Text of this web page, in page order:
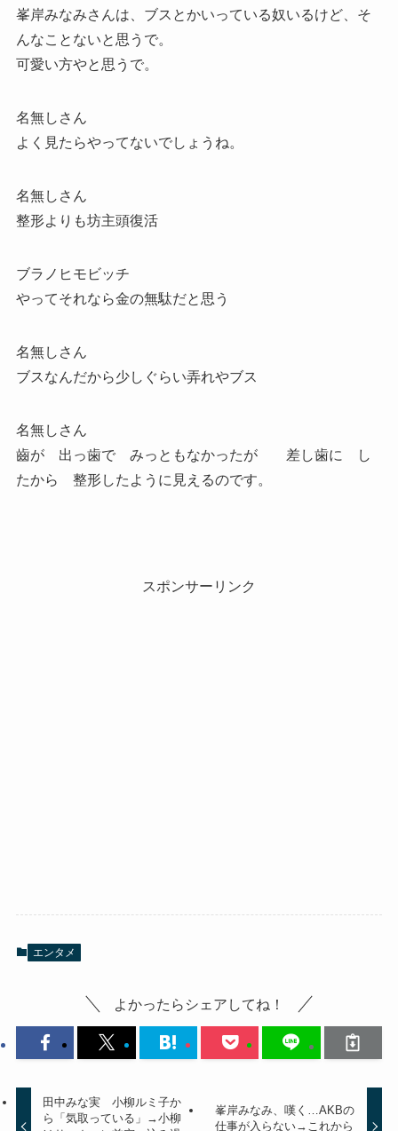
峯岸みなみさんは、ブスとかいっている奴いるけど、そ
んなことないと思うで。
可愛い方やと思うで。
名無しさん
よく見たらやってないでしょうね。
名無しさん
整形よりも坊主頭復活
ブラノヒモビッチ
やってそれなら金の無駄だと思う
名無しさん
ブスなんだから少しぐらい弄れやブス
名無しさん
齒が 出っ歯で みっともなかったが 差し歯に し
たから 整形したように見えるのです。
スポンサーリンク
エンタメ
よかったらシェアしてね！
田中みな実 小柳ルミ子か
ら「気取っている」→小柳
峯岸みなみ、嘆く…AKBの
仕事が入らない→これから